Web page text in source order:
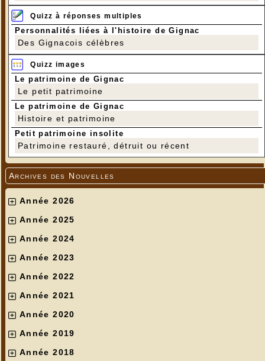
Quizz à réponses multiples
Personnalités liées à l'histoire de Gignac
Des Gignacois célèbres
Quizz images
Le patrimoine de Gignac
Le petit patrimoine
Le patrimoine de Gignac
Histoire et patrimoine
Petit patrimoine insolite
Patrimoine restauré, détruit ou récent
Archives des Nouvelles
Année 2026
Année 2025
Année 2024
Année 2023
Année 2022
Année 2021
Année 2020
Année 2019
Année 2018